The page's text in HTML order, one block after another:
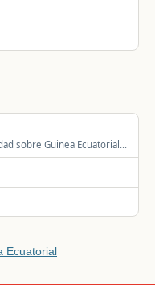
sobre Guinea Ecuatorial,
económicas o
Ecuatorial